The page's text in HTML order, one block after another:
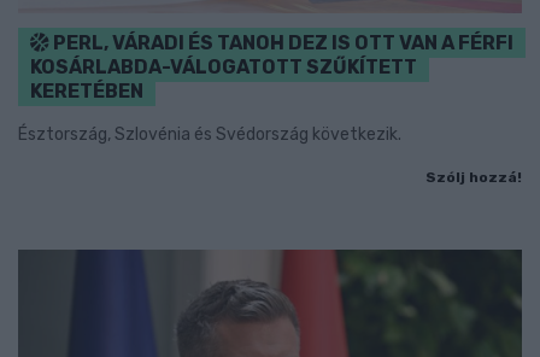
PERL, VÁRADI ÉS TANOH DEZ IS OTT VAN A FÉRFI
KOSÁRLABDA-VÁLOGATOTT SZŰKÍTETT
KERETÉBEN
Észtország, Szlovénia és Svédország következik.
Szólj hozzá!